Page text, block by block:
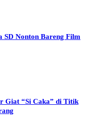
SD Nonton Bareng Film
Giat “Si Caka” di Titik